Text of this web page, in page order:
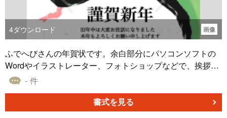
4ダウンロード 画像
ふでへびさんの年賀状です。余白部分にパソコンソフトの
Wordやイラストレーター、フォトショップなどで、挨拶
文、郵便番号、ご住所、電話番号、名前などを入力してお
ライヤー、お店のチラシなどにも使用できるお正月、年末
年始、年賀状素材です。
- 件
書式を見る